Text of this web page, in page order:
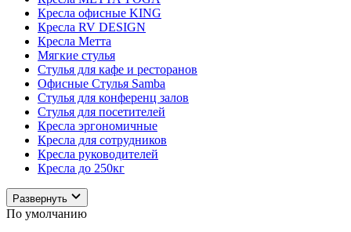
Кресла офисные KING
Кресла RV DESIGN
Кресла Метта
Мягкие стулья
Стулья для кафе и ресторанов
Офисные Стулья Samba
Стулья для конференц залов
Стулья для посетителей
Кресла эргономичные
Кресла для сотрудников
Кресла руководителей
Кресла до 250кг
Развернуть
По умолчанию